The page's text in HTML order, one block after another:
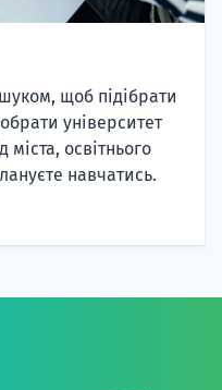
щоб підібрати
обрати університет
міста, освітнього
навчатись.